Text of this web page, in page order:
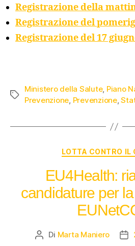
Registrazione della
Registrazione del
Registrazione del 17
Ministero della Salute, Piano
Prevenzione, Prevenzione,
LOTTA CONTRO IL
EU4Health:
candidature per
Di Marta Maniero